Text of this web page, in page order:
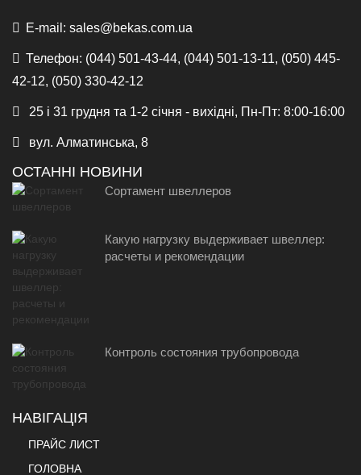
E-mail: sales@bekas.com.ua
Телефон: (044) 501-43-44, (044) 501-13-11, (050) 445-
42-12, (050) 330-42-12
25 і 31 грудня та 1-2 січня - вихідні, Пн-Пт: 8:00-16:00
вул. Алматинська, 8
ОСТАННІ НОВИНИ
Сортамент швеллеров
Какую нагрузку выдерживает швеллер:
расчеты и рекомендации
Контроль состояния трубопровода
НАВІГАЦІЯ
ПРАЙС ЛИСТ
ГОЛОВНА